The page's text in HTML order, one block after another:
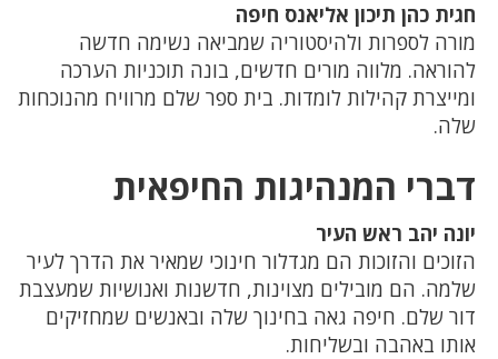
חגית כהן תיכון אליאנס חיפה
מורה לספרות ולהיסטוריה שמביאה נשימה חדשה
להוראה. מלווה מורים חדשים, בונה תוכניות הערכה
ומייצרת קהילות לומדות. בית ספר שלם מרוויח מהנוכחות
שלה.
דברי המנהיגות החיפאית
יונה יהב ראש העיר
הזוכים והזוכות הם מגדלור חינוכי שמאיר את הדרך לעיר
שלמה. הם מובילים מצוינות, חדשנות ואנושיות שמעצבת
דור שלם. חיפה גאה בחינוך שלה ובאנשים שמחזיקים
אותו באהבה ובשליחות.